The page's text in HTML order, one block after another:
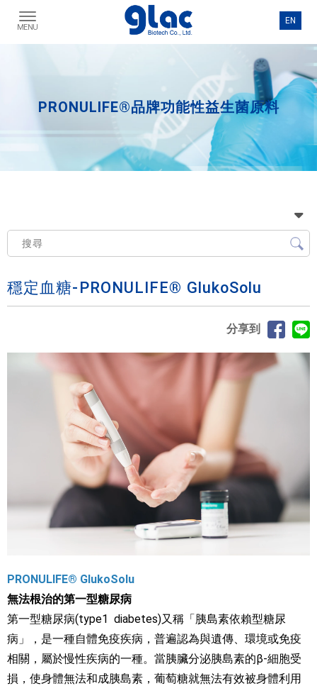
PRONULIFE®品牌功能性益生菌原料
穩定血糖-PRONULIFE® GlukoSolu
分享到
PRONULIFE® GlukoSolu
無法根治的第一型糖尿病
第一型糖尿病(type1 diabetes)又稱「胰島素依賴型糖尿
病」，是一種自體免疫疾病，普遍認為與遺傳、環境或免疫
相關，屬於慢性疾病的一種。當胰臟分泌胰島素的β-細胞受
損，使身體無法和成胰島素，葡萄糖就無法有效被身體利用